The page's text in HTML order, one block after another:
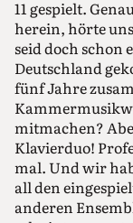
11 gespielt.
herein, hörte
seid doch schon
Deutschland
fünf Jahre
mitmachen?
Klavierduo!
mal. Und wir
all den
anderen